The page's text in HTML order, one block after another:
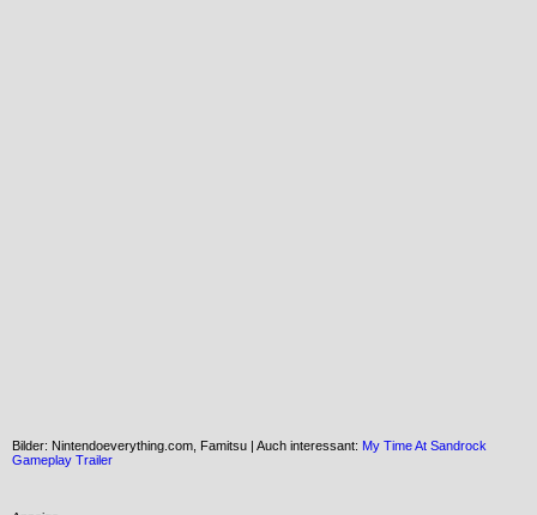
Bilder: Nintendoeverything.com, Famitsu | Auch interessant: My Time At Sandrock
Gameplay Trailer